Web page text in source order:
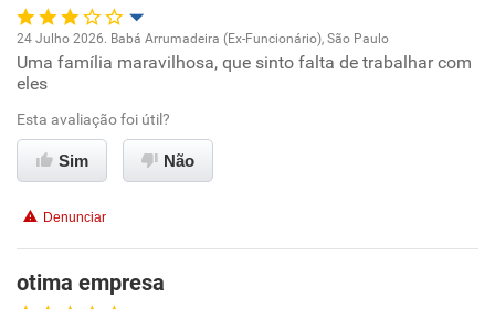
Recomenda esta empresa
Não recomenda a diretoria
Oportunidade de promoção
Ambiente de trabalho
Conciliação com a vida familiar
Recomenda esta empresa
24 Julho 2026. Babá Arrumadeira (Ex-Funcionário), São Paulo
Uma família maravilhosa, que sinto falta de trabalhar com
eles
Esta avaliação foi útil?
Sim Não
Denunciar
otima empresa